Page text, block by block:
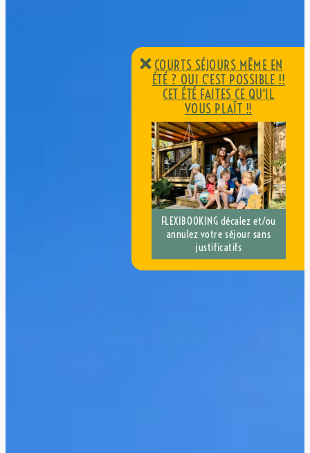
×COURTS SÉJOURS MÊME EN
ÉTÉ ? OUI C'EST POSSIBLE !!
CET ÉTÉ FAITES CE QU'IL
VOUS PLAÎT !!
FLEXIBOOKING décalez et/ou
annulez votre séjour sans
justificatifs
COURTS SÉJOURS MÊME EN
ÉTÉ ? OUI C'EST POSSIBLE !!